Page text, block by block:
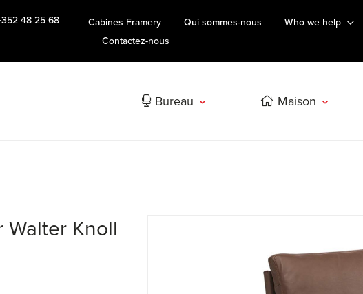
48 25 68
Cabines Framery Qui sommes-nous Who we help
Contactez-nous
Bureau Maison
Walter Knoll